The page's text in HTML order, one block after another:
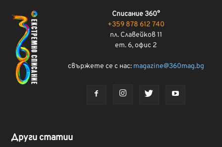
Списание 360°
+359 878 612 740
пл. Славейков 11
ет. 6, офис 2
свържете се с нас: magazine@360mag.bg
Други статии